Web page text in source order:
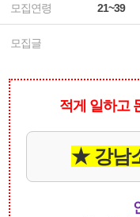
모집연령 21~39
모집글
적게 일하고
★ 강남